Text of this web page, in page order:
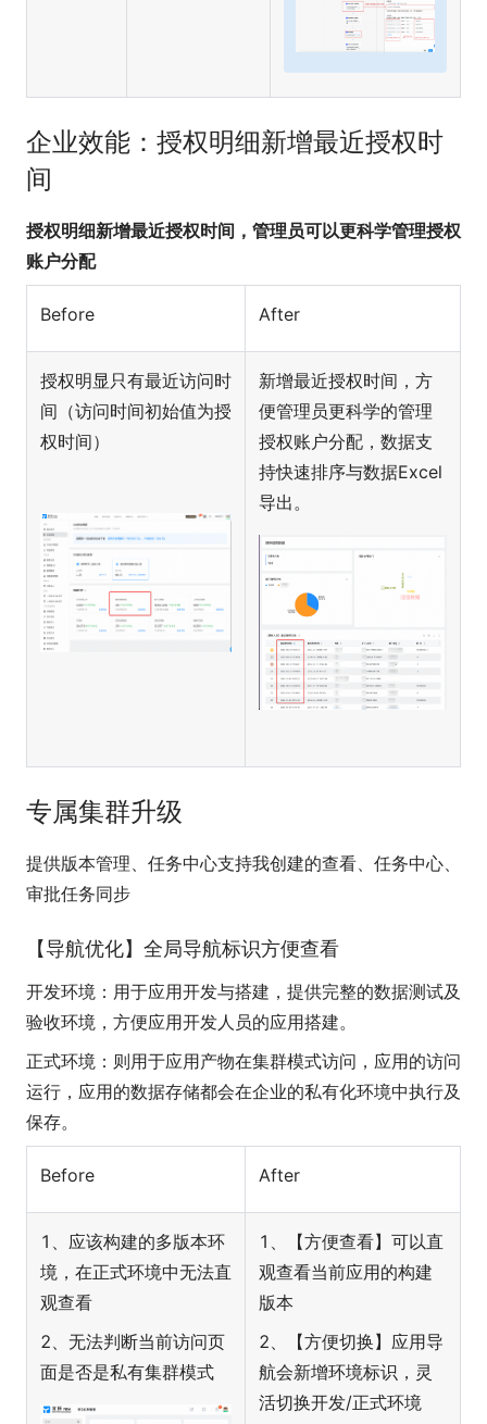
企业效能：授权明细新增最近授权时
间
授权明细新增最近授权时间，管理员可以更科学管理授权
账户分配
Before After
授权明显只有最近访问时
间（访问时间初始值为授
权时间）
新增最近授权时间，方
便管理员更科学的管理
授权账户分配，数据支
持快速排序与数据Excel
导出。
专属集群升级
提供版本管理、任务中心支持我创建的查看、任务中心、
审批任务同步
【导航优化】全局导航标识方便查看
开发环境：用于应用开发与搭建，提供完整的数据测试及
验收环境，方便应用开发人员的应用搭建。
正式环境：则用于应用产物在集群模式访问，应用的访问
运行，应用的数据存储都会在企业的私有化环境中执行及
保存。
Before After
1、应该构建的多版本环
境，在正式环境中无法直
观查看
2、无法判断当前访问页
面是否是私有集群模式
1、【方便查看】可以直
观查看当前应用的构建
版本
2、【方便切换】应用导
航会新增环境标识，灵
活切换开发/正式环境